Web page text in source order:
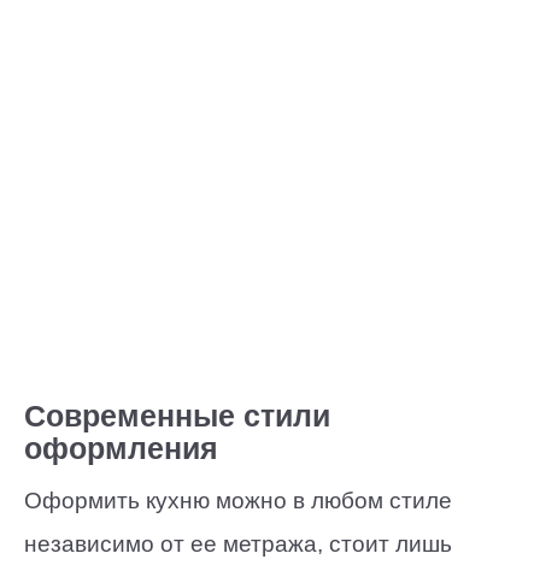
Современные стили
оформления
Оформить кухню можно в любом стиле
независимо от ее метража, стоит лишь